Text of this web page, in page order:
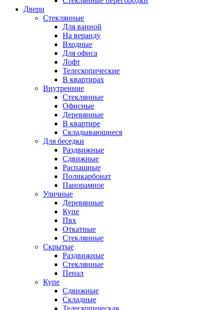
Двери
Стеклянные
Для ванной
На веранду
Входные
Для офиса
Лофт
Телескопические
В квартирах
Внутренние
Стеклянные
Офисные
Деревянные
В квартире
Складывающиеся
Для беседки
Раздвижные
Сдвижные
Распашные
Поликарбонат
Панорамное
Уличные
Деревянные
Купе
Пвх
Откатные
Стеклянные
Скрытые
Раздвижные
Стеклянные
Пенал
Купе
Сдвижные
Складные
Телескопическая